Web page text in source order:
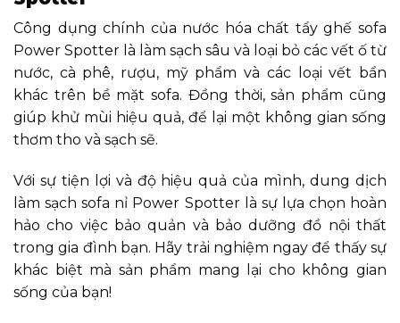
Công dụng chính của nước hóa chất tẩy ghế sofa
Power Spotter là làm sạch sâu và loại bỏ các vết ố từ
nước, cà phê, rượu, mỹ phẩm và các loại vết bẩn
khác trên bề mặt sofa. Đồng thời, sản phẩm cũng
giúp khử mùi hiệu quả, để lại một không gian sống
thơm tho và sạch sẽ.
Với sự tiện lợi và độ hiệu quả của mình, dung dịch
làm sạch sofa nỉ Power Spotter là sự lựa chọn hoàn
hảo cho việc bảo quản và bảo dưỡng đồ nội thất
trong gia đình bạn. Hãy trải nghiệm ngay để thấy sự
khác biệt mà sản phẩm mang lại cho không gian
sống của bạn!